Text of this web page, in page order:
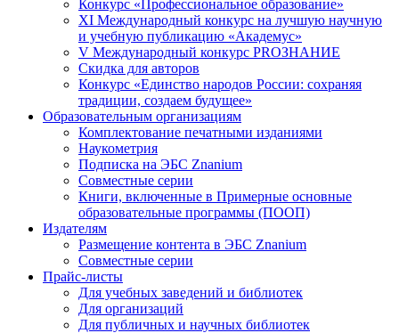
Конкурс «Профессиональное образование»
XI Международный конкурс на лучшую научную
и учебную публикацию «Академус»
V Международный конкурс PROЗНАНИЕ
Скидка для авторов
Конкурс «Единство народов России: сохраняя
традиции, создаем будущее»
Образовательным организациям
Комплектование печатными изданиями
Наукометрия
Подписка на ЭБС Znanium
Совместные серии
Книги, включенные в Примерные основные
образовательные программы (ПООП)
Издателям
Размещение контента в ЭБС Znanium
Совместные серии
Прайс-листы
Для учебных заведений и библиотек
Для организаций
Для публичных и научных библиотек